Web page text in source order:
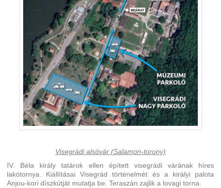
Visegrádi alsóvár (Salamon-torony)
IV. Béla király tatárok ellen épített visegrádi várának híres
lakótornya. Kiállításai Visegrád történelmét és a királyi palota
Anjou-kori díszkútját mutatja be. Teraszán zajlik a lovagi torna.